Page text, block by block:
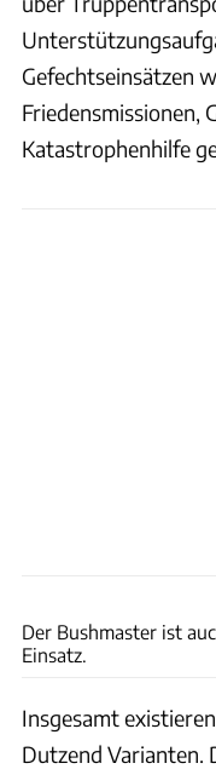
Gefechtseinsätzen
Friedensmissionen,
Katastrophenhilfe
Der Bushmaster ist
Einsatz.
Insgesamt
Dutzend Varianten.